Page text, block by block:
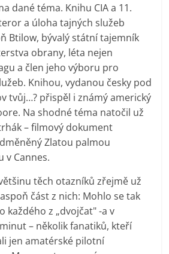
dané téma. Knihu CIA a 11.
a úloha tajných služeb
Btilow, bývalý státní tajemník
obrany, léta nejen
a člen jeho výboru pro
Knihou, vydanou česky pod
tvůj…? přispěl i známý americký
Na shodné téma natočil už
– filmový dokument
Zlatou palmou
v Cannes.
těch otazníků zřejmě už
část z nich: Mohlo se tak
každého z „dvojčat" -a v
– několik fanatiků, kteří
jen amatérské pilotní